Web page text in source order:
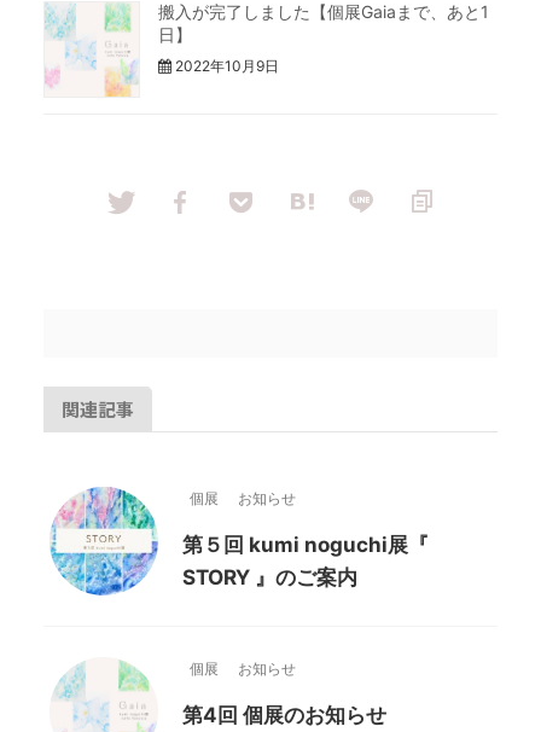
搬入が完了しました【個展Gaiaまで、あと1
日】
2022年10月9日
関連記事
個展 お知らせ
第５回 kumi noguchi展『
STORY 』のご案内
個展 お知らせ
第4回 個展のお知らせ